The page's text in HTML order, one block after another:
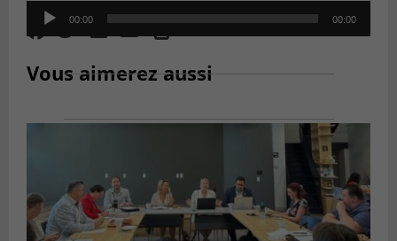
Audio
Player
00:00 00:00
Vous aimerez aussi